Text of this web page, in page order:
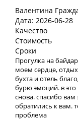
Валентина
Дата: 2026-06-28
Качество
Стоимость
Сроки
Прогулка на
моем сердце,
бухта и отель
бурю эмоций. в это
снова. спасибо
обратились к вам.
проблема